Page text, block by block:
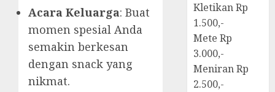
Acara Keluarga: Buat
momen spesial Anda
semakin berkesan
dengan snack yang
nikmat.
Kletikan Rp
1.500,-
Mete Rp
3.000,-
Meniran Rp
2.500,-